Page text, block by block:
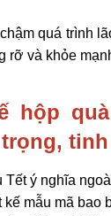
quá trình
rỡ và khỏe
hộp
trọng,
Tết ý nghĩa
kế mẫu mã bao